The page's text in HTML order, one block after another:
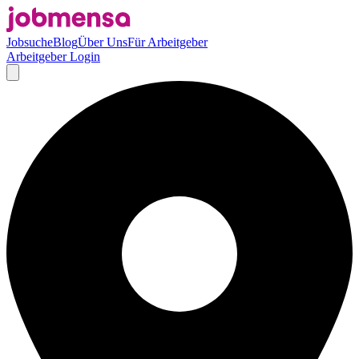
JobsucheBlogÜber UnsFür Arbeitgeber
Arbeitgeber Login